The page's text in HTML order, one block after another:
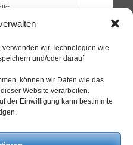
wir Technologien wie
und/oder darauf
können wir Daten wie das
Website verarbeiten.
der Einwilligung kann bestimmte
Mi, 12.08.
Sonnig
ansehen